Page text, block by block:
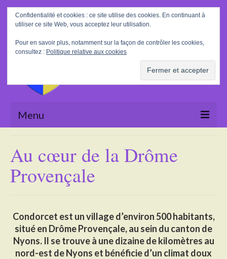
Rechercher
:
Menu
La Mairie
Le village
Actualités
Activités
Au cœur de la Drôme
Provençale
Condorcet est un village d’environ 500 habitants,
situé en Drôme Provençale, au sein du canton de
Nyons. Il se trouve à une dizaine de kilomètres au
nord-est de Nyons et bénéficie d’un climat doux
Confidentialité et cookies : ce site utilise des cookies. En continuant à
utiliser ce site Web, vous acceptez leur utilisation.
Pour en savoir plus, notamment sur la façon de contrôler les cookies,
consultez : Politique relative aux cookies